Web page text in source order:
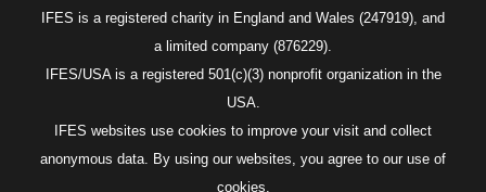
IFES is a registered charity in England and Wales (247919), and
a limited company (876229).
IFES/USA is a registered 501(c)(3) nonprofit organization in the
USA.
IFES websites use cookies to improve your visit and collect
anonymous data. By using our websites, you agree to our use of
cookies.